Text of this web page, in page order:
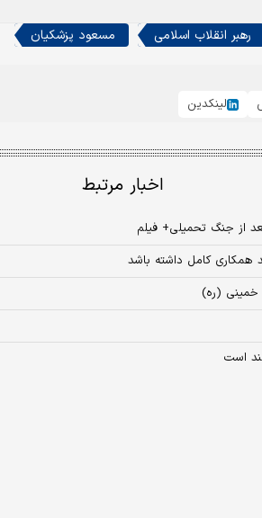
رهبر انقلاب اسلامی مسعود پزشکيان
لینکدین
اخبار مرتبط
از جنگ تحمیلی+ فیلم
همکاری کامل داشته باشد
خمینی (ره)
است